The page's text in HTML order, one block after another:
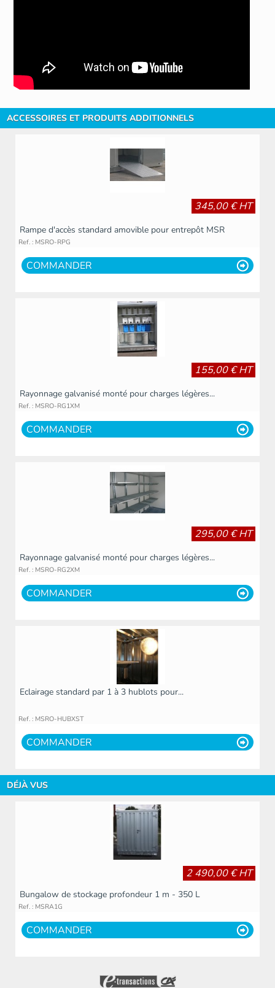
ACCESSOIRES ET PRODUITS ADDITIONNELS
345,00 € HT
Rampe d'accès standard amovible pour entrepôt MSR
Ref. : MSRO-RPG
COMMANDER
155,00 € HT
Rayonnage galvanisé monté pour charges légères...
Ref. : MSRO-RG1XM
COMMANDER
295,00 € HT
Rayonnage galvanisé monté pour charges légères...
Ref. : MSRO-RG2XM
COMMANDER
Eclairage standard par 1 à 3 hublots pour...
Ref. : MSRO-HUBXST
COMMANDER
DÉJÀ VUS
2 490,00 € HT
Bungalow de stockage profondeur 1 m - 350 L
Ref. : MSRA1G
COMMANDER